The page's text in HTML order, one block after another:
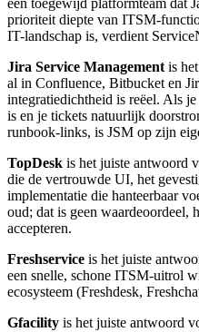
een toegewijd platformteam dat
prioriteit diepte van ITSM-
IT-landschap is, verdient
Jira Service Management is
al in Confluence, Bitbucket en
integratiedichtheid is reëel. Als
is en je tickets natuurlijk
runbook-links, is JSM op zijn
TopDesk is het juiste antwoord
die de vertrouwde UI, het
implementatie die hanteerbaar
oud; dat is geen waardeoordeel,
accepteren.
Freshservice is het juiste
een snelle, schone ITSM-uitrol
ecosysteem (Freshdesk,
Gfacility is het juiste antwoord